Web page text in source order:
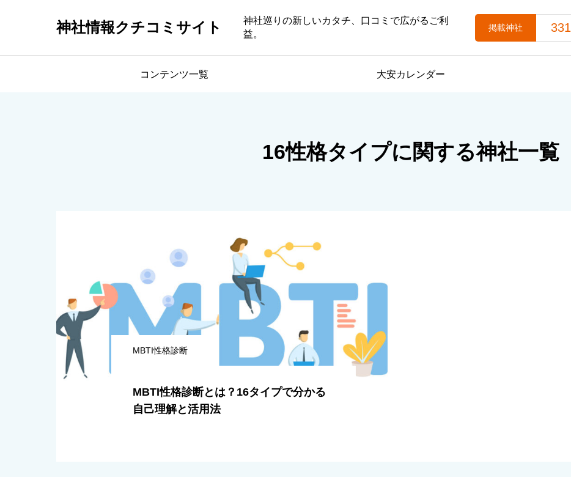
神社情報クチコミサイト
神社巡りの新しいカタチ、口コミで広がるご利
益。
掲載神社 331
コンテンツ一覧 大安カレンダー
16性格タイプに関する神社一覧
MBTI性格診断
MBTI性格診断とは？16タイプで分かる
自己理解と活用法